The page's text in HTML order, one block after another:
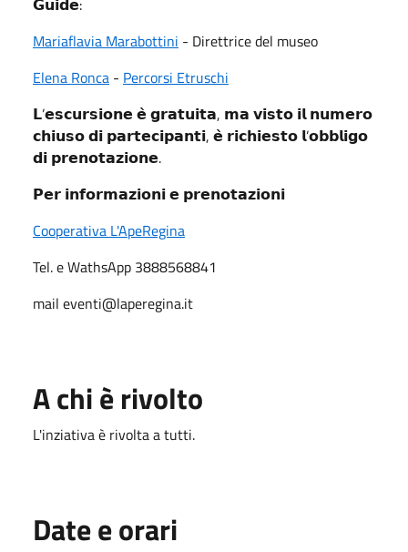
Mariaflavia Marabottini - Direttrice del museo
Elena Ronca - Percorsi Etruschi
𝗟’𝗲𝘀𝗰𝘂𝗿𝘀𝗶𝗼𝗻𝗲 𝗲̀ 𝗴𝗿𝗮𝘁𝘂𝗶𝘁𝗮, 𝗺𝗮 𝘃𝗶𝘀𝘁𝗼 𝗶𝗹 𝗻𝘂𝗺𝗲𝗿𝗼
𝗰𝗵𝗶𝘂𝘀𝗼 𝗱𝗶 𝗽𝗮𝗿𝘁𝗲𝗰𝗶𝗽𝗮𝗻𝘁𝗶, 𝗲̀ 𝗿𝗶𝗰𝗵𝗶𝗲𝘀𝘁𝗼 𝗹’𝗼𝗯𝗯𝗹𝗶𝗴𝗼
𝗱𝗶 𝗽𝗿𝗲𝗻𝗼𝘁𝗮𝘇𝗶𝗼𝗻𝗲.
𝗣𝗲𝗿 𝗶𝗻𝗳𝗼𝗿𝗺𝗮𝘇𝗶𝗼𝗻𝗶 𝗲 𝗽𝗿𝗲𝗻𝗼𝘁𝗮𝘇𝗶𝗼𝗻𝗶
Cooperativa L'ApeRegina
Tel. e WathsApp 3888568841
mail eventi@laperegina.it
A chi è rivolto
L'inziativa è rivolta a tutti.
Date e orari